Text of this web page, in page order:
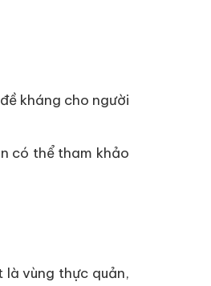
kháng cho người
có thể tham khảo
là vùng thực quản,